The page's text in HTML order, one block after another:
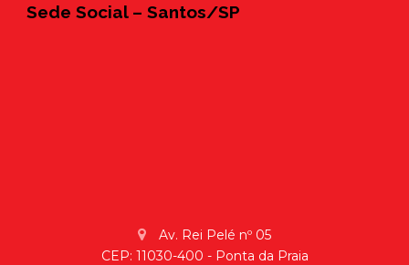
Sede Social – Santos/SP
Av. Rei Pelé nº 05
CEP: 11030-400 - Ponta da Praia